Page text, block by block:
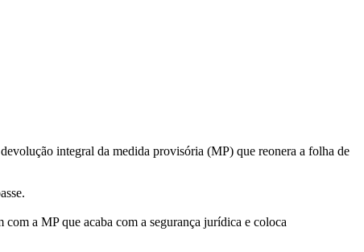
integral da medida provisória (MP) que reonera a folha de
a MP que acaba com a segurança jurídica e coloca